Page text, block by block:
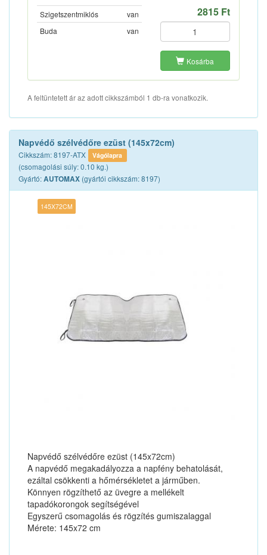
Szigetszentmiklós
van
Buda
van
2815 Ft
Kosárba
A feltüntetett ár az adott cikkszámból 1 db-ra vonatkozik.
Napvédő szélvédőre ezüst (145x72cm)
Cikkszám: 8197-ATX Vágólapra
(csomagolási súly: 0.10 kg.)
Gyártó:AUTOMAX (gyártói cikkszám: 8197)
145X72CM
Napvédő szélvédőre ezüst (145x72cm)
A napvédő megakadályozza a napfény behatolását,
ezáltal csökkenti a hőmérsékletet a járműben.
Könnyen rögzíthető az üvegre a mellékelt
tapadókorongok segítségével
Egyszerű csomagolás és rögzítés gumiszalaggal
Mérete: 145x72 cm